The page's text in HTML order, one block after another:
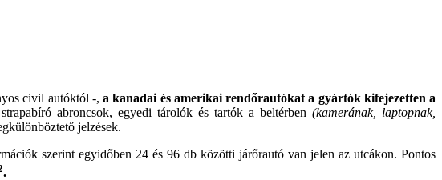
civil autóktól -,a kanadai és amerikai rendőrautókat a gyártók kifejezetten a
abroncsok, egyedi tárolók és tartók a beltérben (kamerának, laptopnak,
jelzések.
szerint egyidőben 24 és 96 db közötti járőrautó van jelen az utcákon. Pontos
.